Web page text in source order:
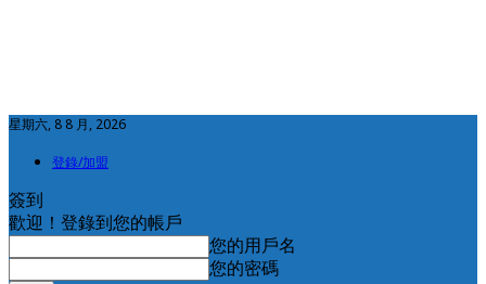
星期六, 8 8 月, 2026
登錄/加盟
簽到
歡迎！登錄到您的帳戶
您的用戶名
您的密碼